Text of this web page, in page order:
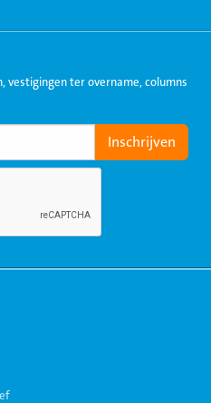
vestigingen ter overname, columns